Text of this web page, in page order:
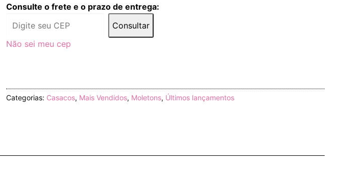
Consulte o frete e o prazo de entrega:
Consultar
Não sei meu cep
Categorias: Casacos, Mais Vendidos, Moletons, Últimos lançamentos